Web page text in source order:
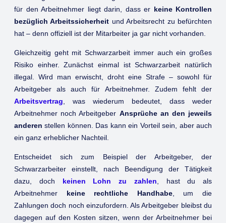
für den Arbeitnehmer liegt darin, dass er keine Kontrollen
bezüglich Arbeitssicherheit und Arbeitsrecht zu befürchten
hat – denn offiziell ist der Mitarbeiter ja gar nicht vorhanden.
Gleichzeitig geht mit Schwarzarbeit immer auch ein großes
Risiko einher. Zunächst einmal ist Schwarzarbeit natürlich
illegal. Wird man erwischt, droht eine Strafe – sowohl für
Arbeitgeber als auch für Arbeitnehmer. Zudem fehlt der
Arbeitsvertrag , was wiederum bedeutet, dass weder
Arbeitnehmer noch Arbeitgeber Ansprüche an den jeweils
anderen stellen können. Das kann ein Vorteil sein, aber auch
ein ganz erheblicher Nachteil.
Entscheidet sich zum Beispiel der Arbeitgeber, der
Schwarzarbeiter einstellt, nach Beendigung der Tätigkeit
dazu, doch keinen Lohn zu zahlen , hast du als
Arbeitnehmer keine rechtliche Handhabe, um die
Zahlungen doch noch einzufordern. Als Arbeitgeber bleibst du
dagegen auf den Kosten sitzen, wenn der Arbeitnehmer bei